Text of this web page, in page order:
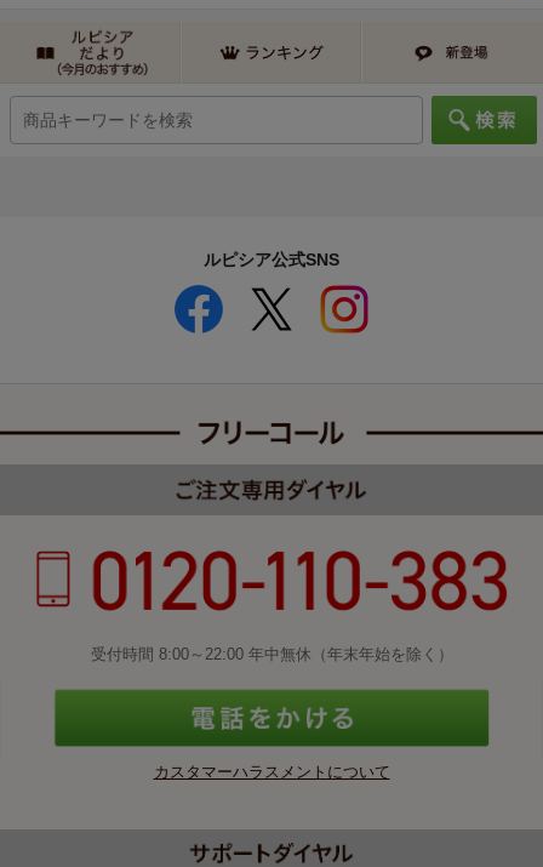
ルピシア公式SNS
受付時間 8:00～22:00 年中無休（年末年始を除く）
カスタマーハラスメントについて